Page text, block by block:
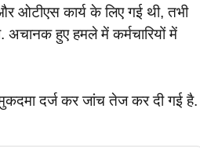
और ओटीएस कार्य के लिए गई थी, तभी
अचानक हुए हमले में कर्मचारियों में
दर्ज कर जांच तेज कर दी गई है.